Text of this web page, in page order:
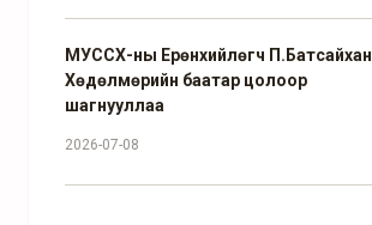
МУССХ-ны Ерөнхийлөгч П.Батсайхан
Хөдөлмөрийн баатар цолоор
шагнууллаа
2026-07-08